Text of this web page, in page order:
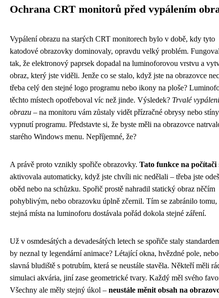
Ochrana CRT monitorů před vypálením
Vypálení obrazu na starých CRT monitorech bylo v době, kdy tyto
katodové obrazovky dominovaly, opravdu velký problém.
tak, že elektronový paprsek dopadal na luminoforovou vrstvu a
obraz, který jste viděli. Jenže co se stalo, když jste na obrazovce
třeba celý den stejné logo programu nebo ikony na ploše?
těchto místech opotřeboval víc než jinde. Výsledek? Trvalé vypálení
obrazu – na monitoru vám zůstaly vidět přízračné obrysy nebo
vypnutí programu. Představte si, že byste měli na obrazovce
starého Windows menu. Nepříjemné, že?
A právě proto vznikly spořiče obrazovky. Tato funkce na počítači
aktivovala automaticky, když jste chvíli nic nedělali – třeba jste
oběd nebo na schůzku. Spořič prostě nahradil statický obraz něčím
pohyblivým, nebo obrazovku úplně zčernil. Tím se zabránilo tomu,
stejná místa na luminoforu dostávala pořád dokola stejné záření.
Už v osmdesátých a devadesátých letech se spořiče staly
by neznal ty legendární animace? Létající okna, hvězdné pole,
slavná bludiště s potrubím, která se neustále stavěla. Někteří měli
simulaci akvária, jiní zase geometrické tvary. Každý měl svého
Všechny ale měly stejný úkol – neustále měnit obsah na